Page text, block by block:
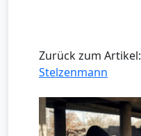
Zurück zum Artikel:
Stelzenmann